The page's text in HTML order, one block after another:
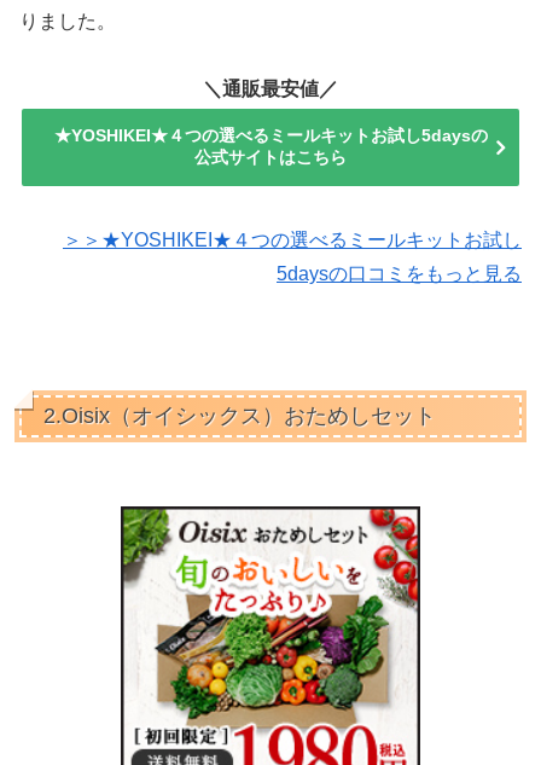
りました。
＼通販最安値／
★YOSHIKEI★４つの選べるミールキットお試し5daysの
公式サイトはこちら
＞＞★YOSHIKEI★４つの選べるミールキットお試し
5daysの口コミをもっと見る
2.Oisix（オイシックス）おためしセット